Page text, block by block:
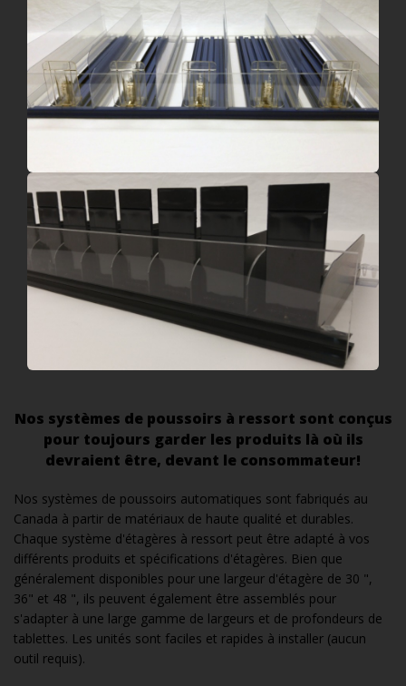
Nos systèmes de poussoirs à ressort sont conçus
pour toujours garder les produits là où ils
devraient être, devant le consommateur!
Nos systèmes de poussoirs automatiques sont fabriqués au
Canada à partir de matériaux de haute qualité et durables.
Chaque système d'étagères à ressort peut être adapté à vos
différents produits et spécifications d'étagères. Bien que
généralement disponibles pour une largeur d'étagère de 30 ",
36" et 48 ", ils peuvent également être assemblés pour
s'adapter à une large gamme de largeurs et de profondeurs de
tablettes. Les unités sont faciles et rapides à installer (aucun
outil requis).